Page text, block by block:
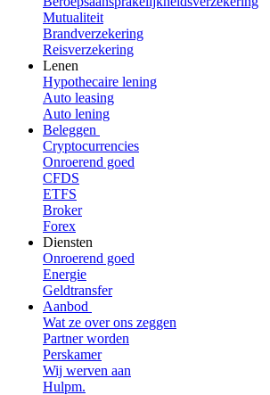
Mutualiteit
Brandverzekering
Reisverzekering
Lenen
Hypothecaire lening
Auto leasing
Auto lening
Beleggen
Cryptocurrencies
Onroerend goed
CFDS
ETFS
Broker
Forex
Diensten
Onroerend goed
Energie
Geldtransfer
Aanbod
Wat ze over ons zeggen
Partner worden
Perskamer
Wij werven aan
Hulpm.